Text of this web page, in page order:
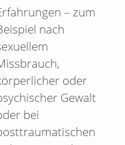
– zum
nach
oder
Gewalt
bei